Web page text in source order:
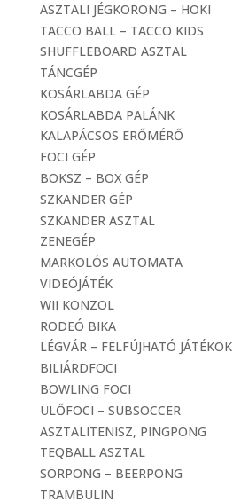
ASZTALI JÉGKORONG – HOKI
TACCO BALL – TACCO KIDS
SHUFFLEBOARD ASZTAL
TÁNCGÉP
KOSÁRLABDA GÉP
KOSÁRLABDA PALÁNK
KALAPÁCSOS ERŐMÉRŐ
FOCI GÉP
BOKSZ – BOX GÉP
SZKANDER GÉP
SZKANDER ASZTAL
ZENEGÉP
MARKOLÓS AUTOMATA
VIDEÓJÁTÉK
WII KONZOL
RODEÓ BIKA
LÉGVÁR – FELFÚJHATÓ JÁTÉKOK
BILIÁRDFOCI
BOWLING FOCI
ÜLŐFOCI – SUBSOCCER
ASZTALITENISZ, PINGPONG
TEQBALL ASZTAL
SÖRPONG – BEERPONG
TRAMBULIN